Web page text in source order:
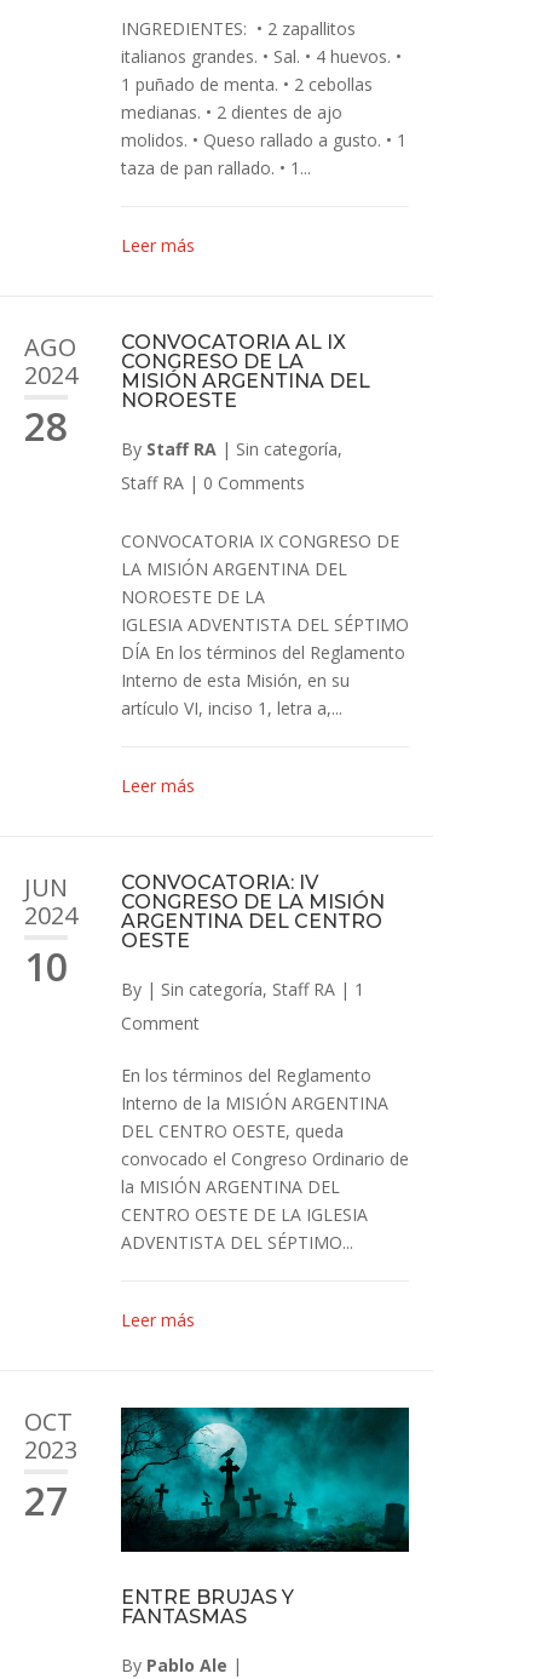
INGREDIENTES: • 2 zapallitos
italianos grandes. • Sal. • 4 huevos. •
1 puñado de menta. • 2 cebollas
medianas. • 2 dientes de ajo
molidos. • Queso rallado a gusto. • 1
taza de pan rallado. • 1...
Leer más
AGO
2024
28
CONVOCATORIA AL IX
CONGRESO DE LA
MISIÓN ARGENTINA DEL
NOROESTE
By Staff RA | Sin categoría,
Staff RA | 0 Comments
CONVOCATORIA IX CONGRESO DE
LA MISIÓN ARGENTINA DEL
NOROESTE DE LA
IGLESIA ADVENTISTA DEL SÉPTIMO
DÍA En los términos del Reglamento
Interno de esta Misión, en su
artículo VI, inciso 1, letra a,...
Leer más
JUN
2024
10
CONVOCATORIA: IV
CONGRESO DE LA MISIÓN
ARGENTINA DEL CENTRO
OESTE
By | Sin categoría, Staff RA | 1
Comment
En los términos del Reglamento
Interno de la MISIÓN ARGENTINA
DEL CENTRO OESTE, queda
convocado el Congreso Ordinario de
la MISIÓN ARGENTINA DEL
CENTRO OESTE DE LA IGLESIA
ADVENTISTA DEL SÉPTIMO...
Leer más
OCT
2023
27
ENTRE BRUJAS Y
FANTASMAS
By Pablo Ale |